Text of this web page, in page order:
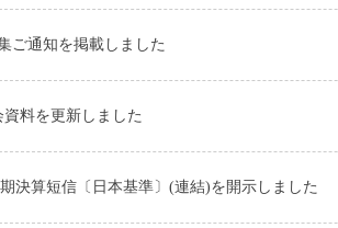
ご通知を掲載しました
料を更新しました
決算短信〔日本基準〕(連結)を開示しました